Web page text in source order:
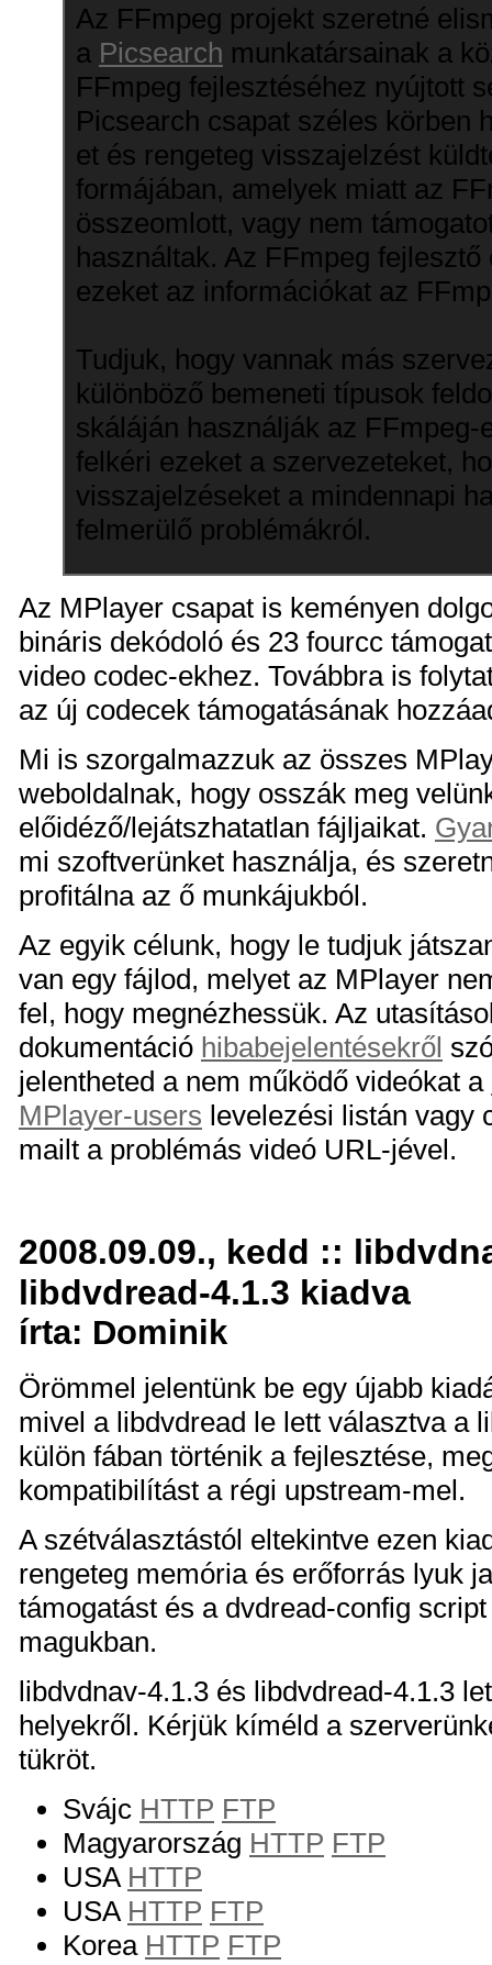
Az FFmpeg projekt szeretné
a Picsearch munkatársainak a
FFmpeg fejlesztéséhez nyújtott
Picsearch csapat széles körben
et és rengeteg visszajelzést
formájában, amelyek miatt az
összeomlott, vagy nem
használtak. Az FFmpeg
ezeket az információkat az
Tudjuk, hogy vannak más
különböző bemeneti típusok
skáláján használják az FFmpeg-
felkéri ezeket a szervezeteket,
visszajelzéseket a mindennapi
felmerülő problémákról.
Az MPlayer csapat is keményen
bináris dekódoló és 23 fourcc
video codec-ekhez. Továbbra is
az új codecek támogatásának
Mi is szorgalmazzuk az összes
weboldalnak, hogy osszák meg
előidéző/lejátszhatatlan fájljaikat.
mi szoftverünket használja, és
profitálna az ő munkájukból.
Az egyik célunk, hogy le tudjuk
van egy fájlod, melyet az MPlayer
fel, hogy megnézhessük. Az
dokumentáció hibabejelentésekről
jelentheted a nem működő videókat a
MPlayer-users levelezési listán vagy
mailt a problémás videó URL-jével.
2008.09.09., kedd ::
libdvdread-4.1.3 kiadva
írta: Dominik
Örömmel jelentünk be egy újabb
mivel a libdvdread le lett választva a
külön fában történik a fejlesztése,
kompatibilítást a régi upstream-mel.
A szétválasztástól eltekintve ezen
rengeteg memória és erőforrás lyuk
támogatást és a dvdread-config
magukban.
libdvdnav-4.1.3 és libdvdread-4.1.3
helyekről. Kérjük kíméld a
tükröt.
Svájc HTTP FTP
Magyarország HTTP FTP
USA HTTP
USA HTTP FTP
Korea HTTP FTP